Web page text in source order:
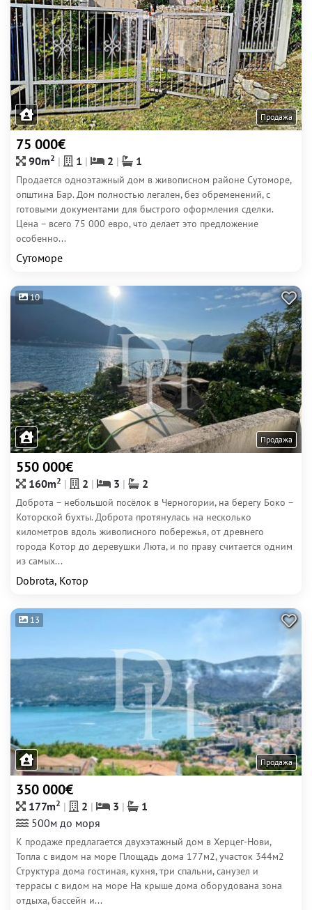
Продажа
75 000€
90m2 1 2 1
Продается одноэтажный дом в живописном районе Сутоморе,
општина Бар. Дом полностью легален, без обременений, с
готовыми документами для быстрого оформления сделки.
Цена – всего 75 000 евро, что делает это предложение
особенно...
Сутоморе
10
Продажа
550 000€
160m2 2 3 2
Доброта – небольшой посёлок в Черногории, на берегу Боко –
Которской бухты. Доброта протянулась на несколько
километров вдоль живописного побережья, от древнего
города Котор до деревушки Люта, и по праву считается одним
из самых...
Dobrota, Котор
13
Продажа
350 000€
177m2 2 3
1
500м до моря
К продаже предлагается двухэтажный дом в Херцег-Нови,
Топла с видом на море Площадь дома 177м2, участок 344м2
Структура дома гостиная, кухня, три спальни, санузел и
террасы с видом на море На крыше дома оборудована зона
отдыха, бассейн и...